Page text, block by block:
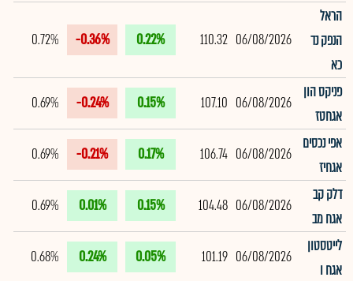
הראל
הנפק נד
כא
06/08/2026
110.32
0.22%
-0.36%
0.72%
פניקס הון
אגחטז
06/08/2026
107.10
0.15%
-0.24%
0.69%
אפי נכסים
אגחיז
06/08/2026
106.74
0.17%
-0.21%
0.69%
דלק קב
אגח מב
06/08/2026
104.48
0.15%
0.01%
0.69%
לייטסטון
אגח ו
06/08/2026
101.19
0.05%
0.24%
0.68%